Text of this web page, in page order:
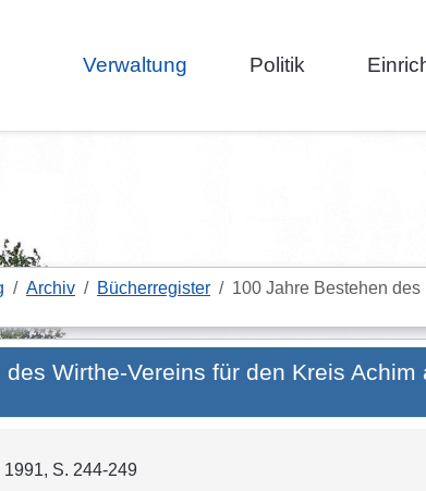
Verwaltung Politik
Archiv Bücherregister 100 Jahre Bestehen
Wirthe-Vereins für den Kreis Achim
S. 244-249